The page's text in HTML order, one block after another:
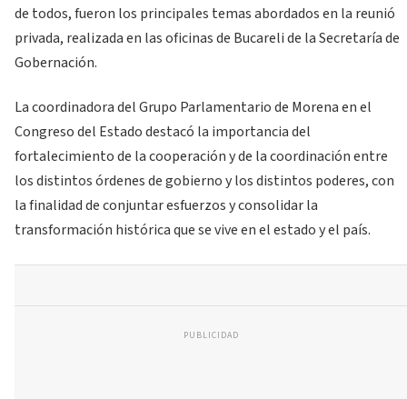
de todos, fueron los principales temas abordados en la reunió
privada, realizada en las oficinas de Bucareli de la Secretaría de
Gobernación.
La coordinadora del Grupo Parlamentario de Morena en el
Congreso del Estado destacó la importancia del
fortalecimiento de la cooperación y de la coordinación entre
los distintos órdenes de gobierno y los distintos poderes, con
la finalidad de conjuntar esfuerzos y consolidar la
transformación histórica que se vive en el estado y el país.
PUBLICIDAD